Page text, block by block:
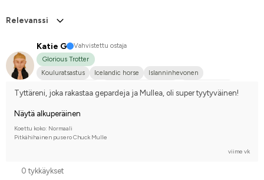
Relevanssi
Katie G
Vahvistettu ostaja
Glorious Trotter
Kouluratsastus
Icelandic horse
Islanninhevonen
Kilpailen harrastetasolla
Tyttäreni, joka rakastaa gepardeja ja Mullea, oli super tyytyväinen!
Näytä alkuperäinen
Koettu koko: Normaali
Pitkähihainen pusero Chuck Mulle
viime vk
0 tykkäykset